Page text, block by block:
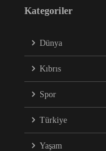
Kategoriler
Dünya
Kıbrıs
Spor
Türkiye
Yaşam